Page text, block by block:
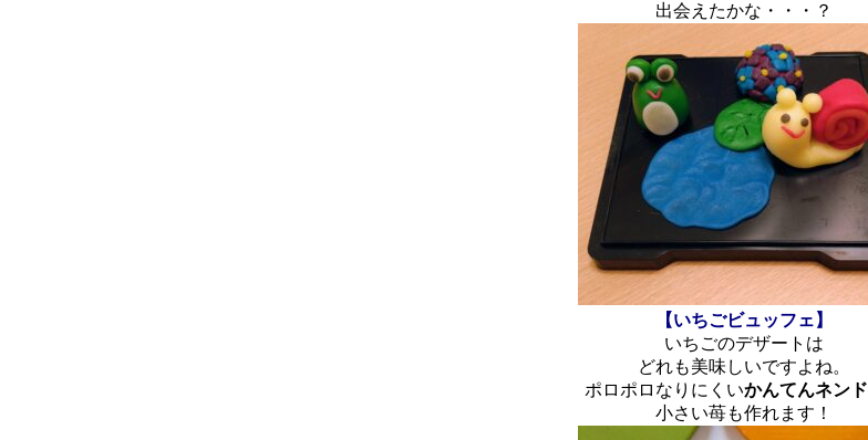
出会えたかな・・・？
【いちごビュッフェ】
いちごのデザートは
どれも美味しいですよね。
ポロポロなりにくいかんてんネンド
小さい苺も作れます！